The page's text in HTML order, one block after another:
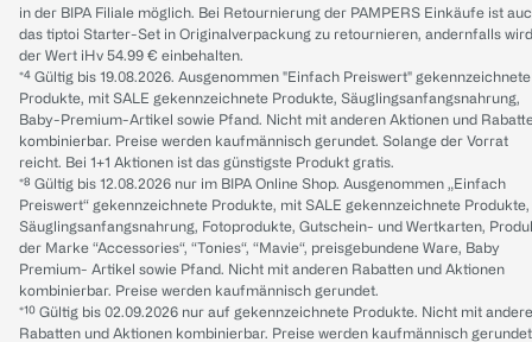
in der BIPA Filiale möglich. Bei Retournierung der PAMPERS Einkäufe ist
das tiptoi Starter-Set in Originalverpackung zu retournieren, andernfalls wird
der Wert iHv 54.99 € einbehalten.
*⁴ Gültig bis 19.08.2026. Ausgenommen "Einfach Preiswert" gekennzeichnete
Produkte, mit SALE gekennzeichnete Produkte, Säuglingsanfangsnahrung,
Baby-Premium-Artikel sowie Pfand. Nicht mit anderen Aktionen und
kombinierbar. Preise werden kaufmännisch gerundet. Solange der Vorrat
reicht. Bei 1+1 Aktionen ist das günstigste Produkt gratis.
*⁸ Gültig bis 12.08.2026 nur im BIPA Online Shop. Ausgenommen „Einfach
Preiswert“ gekennzeichnete Produkte, mit SALE gekennzeichnete Produkte,
Säuglingsanfangsnahrung, Fotoprodukte, Gutschein- und Wertkarten,
der Marke “Accessories“, “Tonies“, “Mavie“, preisgebundene Ware, Baby
Premium- Artikel sowie Pfand. Nicht mit anderen Rabatten und Aktionen
kombinierbar. Preise werden kaufmännisch gerundet.
*¹⁰ Gültig bis 02.09.2026 nur auf gekennzeichnete Produkte. Nicht mit
Rabatten und Aktionen kombinierbar. Preise werden kaufmännisch